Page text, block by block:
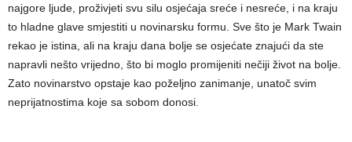
najgore ljude, proživjeti svu silu osjećaja sreće i nesreće, i na kraju
to hladne glave smjestiti u novinarsku formu. Sve što je Mark Twain
rekao je istina, ali na kraju dana bolje se osjećate znajući da ste
napravli nešto vrijedno, što bi moglo promijeniti nečiji život na bolje.
Zato novinarstvo opstaje kao poželjno zanimanje, unatoč svim
neprijatnostima koje sa sobom donosi.